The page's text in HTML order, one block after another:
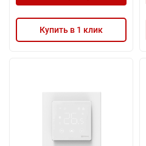
Купить в 1 клик